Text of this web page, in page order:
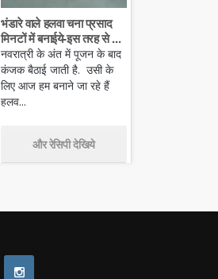
भंडारे वाले हलवा चना प्रसाद
मिनटों में बनाईये-इस तरह से ...
नवरात्री के अंत में पूजन के बाद
कंजक बैठाई जाती है. उसी के
लिए आज हम बनाने जा रहे हैं
हलव...
और रेसिपी देखिये